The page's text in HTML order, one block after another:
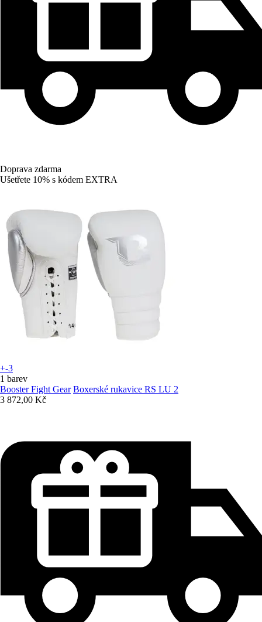
Doprava zdarma
Ušetřete 10% s kódem EXTRA
+-3
1 barev
Booster Fight Gear Boxerské rukavice RS LU 2
3 872,00 Kč